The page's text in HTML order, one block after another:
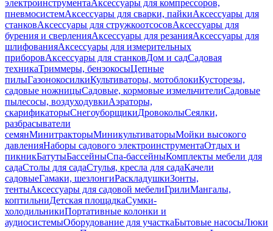
электроинструментаАксессуары для компрессоров,
пневмосистемАксессуары для сварки, пайкиАксессуары для
станковАксессуары для стружкоотсосовАксессуары для
бурения и сверленияАксессуары для резанияАксессуары для
шлифованияАксессуары для измерительных
приборовАксессуары для станковДом и садСадовая
техникаТриммеры, бензокосыЦепные
пилыГазонокосилкиКультиваторы, мотоблокиКусторезы,
садовые ножницыСадовые, кормовые измельчителиСадовые
пылесосы, воздуходувкиАэраторы,
скарификаторыСнегоуборщикиДровоколыСеялки,
разбрасыватели
семянМинитракторыМиникультиваторыМойки высокого
давленияНаборы садового электроинструментаОтдых и
пикникБатутыБассейныСпа-бассейныКомплекты мебели для
садаСтолы для садаСтулья, кресла для садаКачели
садовыеГамаки, шезлонгиРаскладушкиЗонты,
тентыАксессуары для садовой мебелиГрилиМангалы,
коптильниДетская площадкаСумки-
холодильникиПортативные колонки и
аудиосистемыОборудование для участкаБытовые насосыЛюки